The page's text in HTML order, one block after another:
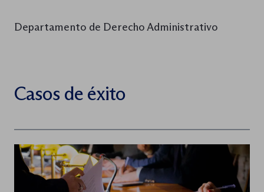
Departamento de Derecho Administrativo
Casos de éxito